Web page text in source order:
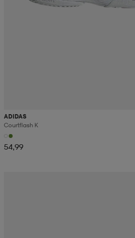
ADIDAS
Courtflash K
54,99